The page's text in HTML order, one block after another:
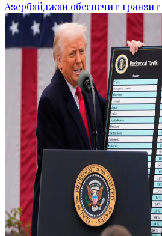
Азербайджан обеспечит